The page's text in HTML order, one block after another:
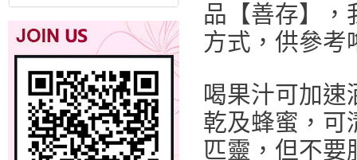
品【善存】，
方式，供參考
喝果汁可加速
乾及蜂蜜，可
匹靈，但不要